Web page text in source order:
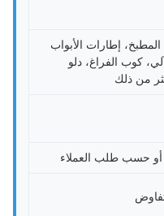
إطارات الأبواب
الفراغ، دلو
ذلك
طلب العملاء